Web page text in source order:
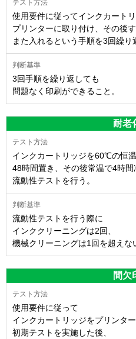
使用要件に従ってインクカート
プリンターに取り付け、その後す
また入れるという手順を3回繰り
3回手順を繰り返しても
問題なく印刷ができること。
耐老
インクカートリッジを60℃の恒
48時間置き、その後常温で4時間
流動性テストを行う。
流動性テストを行う際に
インククリーニングは2回、
機械クリーニングは1回を超えな
間欠
使用要件に従って
インクカートリッジをプリンター
初期テストを実施した後、